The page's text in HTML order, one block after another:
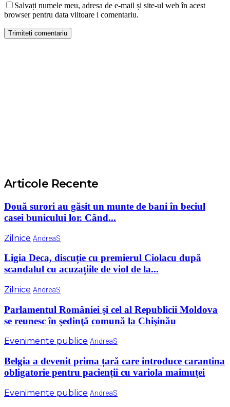
Salvați numele meu, adresa de e-mail și site-ul web în acest
browser pentru data viitoare i comentariu.
Articole Recente
Două surori au găsit un munte de bani în beciul
casei bunicului lor. Când...
Zilnice AndreaS
Ligia Deca, discuție cu premierul Ciolacu după
scandalul cu acuzațiile de viol de la...
Zilnice AndreaS
Parlamentul României şi cel al Republicii Moldova
se reunesc în şedinţă comună la Chişinău
Evenimente publice AndreaS
Belgia a devenit prima țară care introduce carantina
obligatorie pentru pacienții cu variola maimuței
Evenimente publice AndreaS